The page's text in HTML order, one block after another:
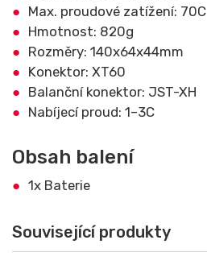
Max. proudové zatížení: 70C
Hmotnost: 820g
Rozměry: 140x64x44mm
Konektor: XT60
Balanční konektor: JST-XH
Nabíjecí proud: 1–3C
Obsah balení
1x Baterie
Související produkty